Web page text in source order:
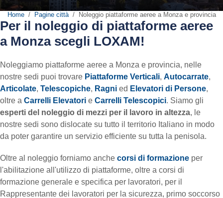
Telescopiche
Ragni
Elevatori di persona
Autocarrate
Carrelli telescopici
Carrelli elevatori
Autocarri
Tutto per il cantiere
MOSTRA TUTTO
Corsi sicurezza
Corsi IPAF
Richiesta di formazione
Il tuo attestato è valido?
Settori
Impianti tecnologici
Costruzioni
Industria
Manutenzione del verde
Eventi
Energie rinnovabili
Montaggi industriali
Logistica
Servizi
Loxgreen
MINILEASE®
Estero
Assistenza Tecnica
Noleggio Con Operatore
Servizio clienti
Chi siamo
Chi siamo
Lavora con noi
MOSTRA TUTTO
News
Trova una sede
CONTATTACI
my.Loxam
Home Pagine città Noleggio piattaforme aeree a Monza e provincia
Per il noleggio di piattaforme aeree
a Monza scegli LOXAM!
Noleggiamo piattaforme aeree a Monza e provincia, nelle
nostre sedi puoi trovare Piattaforme Verticali, Autocarrate,
Articolate, Telescopiche, Ragni ed Elevatori di Persone,
oltre a Carrelli Elevatori e Carrelli Telescopici. Siamo gli
esperti del noleggio di mezzi per il lavoro in altezza, le
nostre sedi sono dislocate su tutto il territorio Italiano in modo
da poter garantire un servizio efficiente su tutta la penisola.
Oltre al noleggio forniamo anche corsi di formazione per
l'abilitazione all'utilizzo di piattaforme, oltre a corsi di
formazione generale e specifica per lavoratori, per il
Rappresentante dei lavoratori per la sicurezza, primo soccorso